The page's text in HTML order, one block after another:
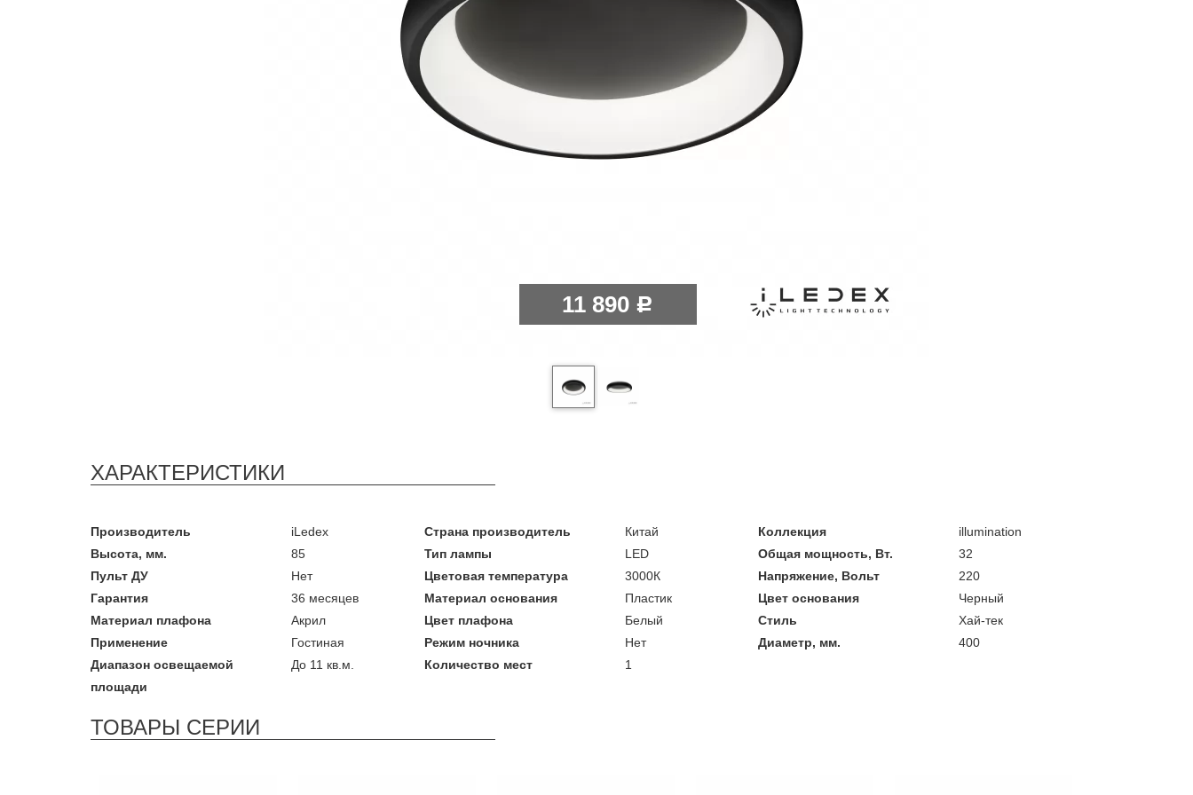
11 890 Р
ХАРАКТЕРИСТИКИ
Производитель iLedex Страна производитель Китай Коллекция
illumination
Высота, мм.
85 Тип лампы LED Общая мощность, Вт.
32
Пульт ДУ
Нет Цветовая температура 3000К Напряжение, Вольт
220
Гарантия
36 месяцев Материал основания Пластик Цвет основания
Черный
Материал плафона
Акрил Цвет плафона Белый Стиль
Хай-тек
Применение
Гостиная Режим ночника Нет Диаметр, мм.
400
Диапазон освещаемой
площади
До 11 кв.м. Количество мест 1
ТОВАРЫ СЕРИИ